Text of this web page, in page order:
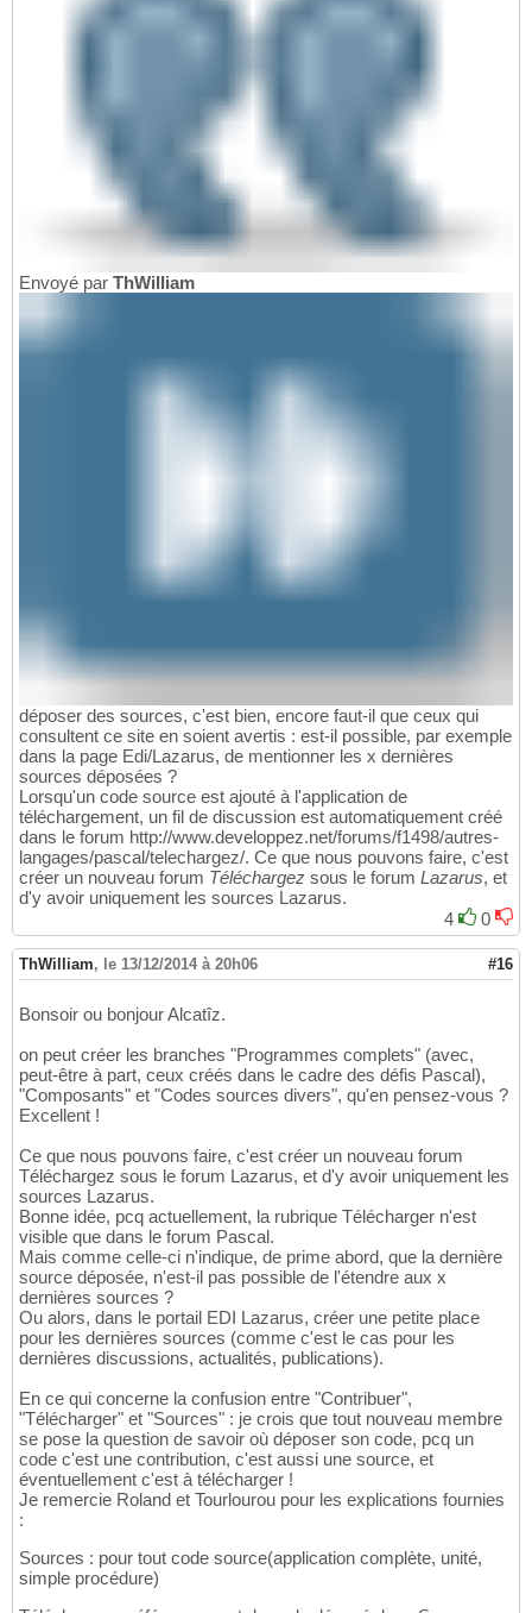
Envoyé par ThWilliam
déposer des sources, c'est bien, encore faut-il que ceux qui
consultent ce site en soient avertis : est-il possible, par exemple
dans la page Edi/Lazarus, de mentionner les x dernières
sources déposées ?
Lorsqu'un code source est ajouté à l'application de
téléchargement, un fil de discussion est automatiquement créé
dans le forum http://www.developpez.net/forums/f1498/autres-
langages/pascal/telechargez/. Ce que nous pouvons faire, c'est
créer un nouveau forum Téléchargez sous le forum Lazarus, et
d'y avoir uniquement les sources Lazarus.
4
0
ThWilliam, le 13/12/2014 à 20h06 #16
Bonsoir ou bonjour Alcatîz.
on peut créer les branches "Programmes complets" (avec,
peut-être à part, ceux créés dans le cadre des défis Pascal),
"Composants" et "Codes sources divers", qu'en pensez-vous ?
Excellent !
Ce que nous pouvons faire, c'est créer un nouveau forum
Téléchargez sous le forum Lazarus, et d'y avoir uniquement les
sources Lazarus.
Bonne idée, pcq actuellement, la rubrique Télécharger n'est
visible que dans le forum Pascal.
Mais comme celle-ci n'indique, de prime abord, que la dernière
source déposée, n'est-il pas possible de l'étendre aux x
dernières sources ?
Ou alors, dans le portail EDI Lazarus, créer une petite place
pour les dernières sources (comme c'est le cas pour les
dernières discussions, actualités, publications).
En ce qui concerne la confusion entre "Contribuer",
"Télécharger" et "Sources" : je crois que tout nouveau membre
se pose la question de savoir où déposer son code, pcq un
code c'est une contribution, c'est aussi une source, et
éventuellement c'est à télécharger !
Je remercie Roland et Tourlourou pour les explications fournies
:
Sources : pour tout code source(application complète, unité,
simple procédure)